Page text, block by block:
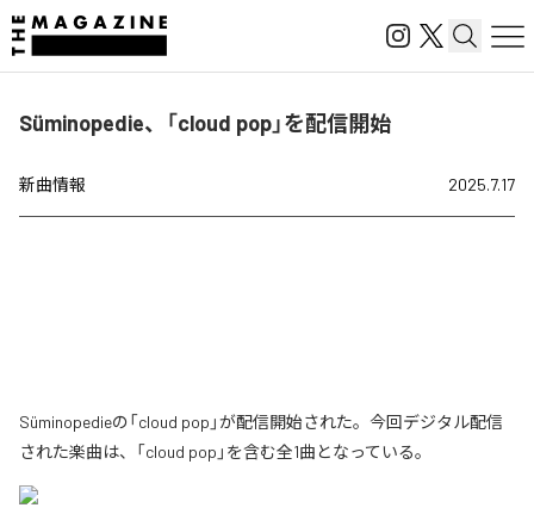
Süminopedie、「cloud pop」を配信開始
新曲情報 2025.7.17
Süminopedieの「cloud pop」が配信開始された。今回デジタル配信
された楽曲は、「cloud pop」を含む全1曲となっている。